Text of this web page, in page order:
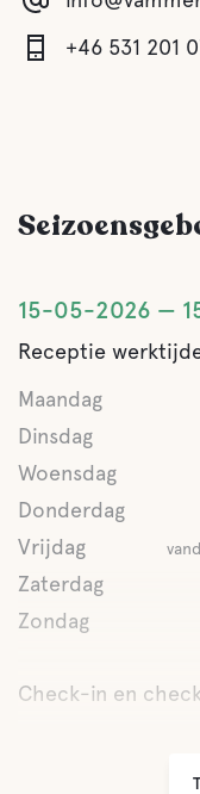
Lake
+46 531 201
15-05-2026
Receptie
Maandag
Dinsdag
Woensdag
Donderdag
Vrijdag
Zaterdag
Zondag
Check-in en